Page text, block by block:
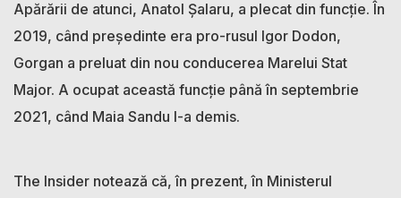
Apărării de atunci, Anatol Șalaru, a plecat din funcție. În
2019, când președinte era pro-rusul Igor Dodon,
Gorgan a preluat din nou conducerea Marelui Stat
Major. A ocupat această funcție până în septembrie
2021, când Maia Sandu l-a demis.
The Insider notează că, în prezent, în Ministerul